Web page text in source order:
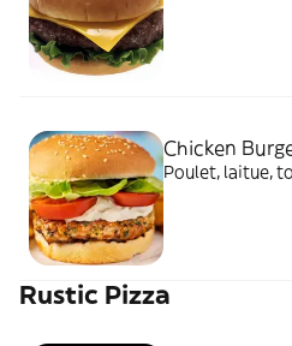
Chicken
Poulet, laitue,
Rustic Pizza